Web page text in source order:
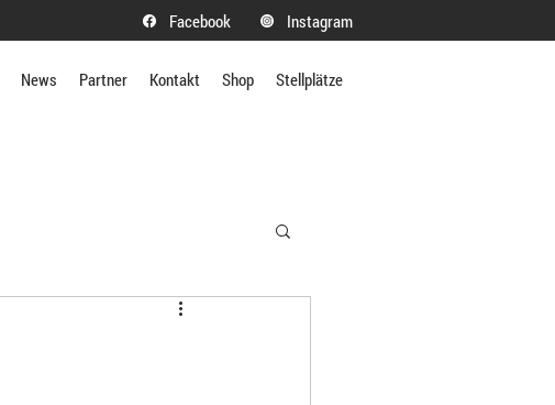
Facebook Instagram
News Partner Kontakt Shop Stellplätze